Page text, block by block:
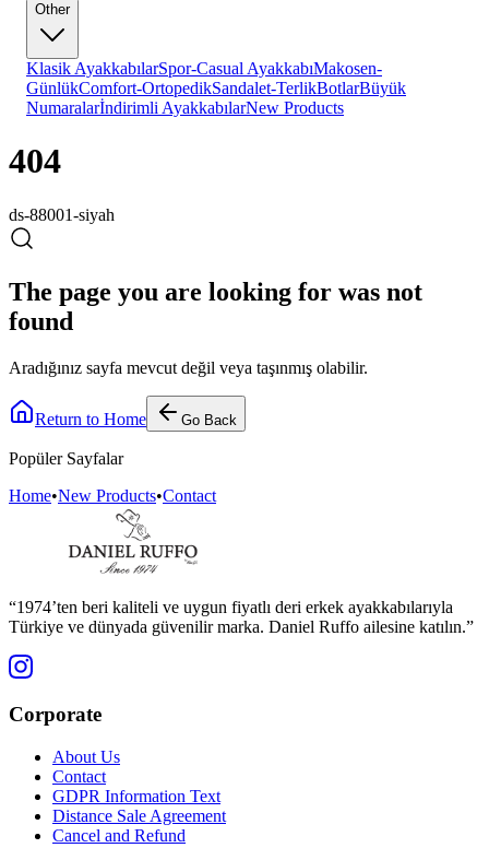
Other
Klasik AyakkabılarSpor-Casual AyakkabıMakosen-
GünlükComfort-OrtopedikSandalet-TerlikBotlarBüyük
Numaralarİndirimli AyakkabılarNew Products
404
ds-88001-siyah
The page you are looking for was not
found
Aradığınız sayfa mevcut değil veya taşınmış olabilir.
Return to Home Go Back
Popüler Sayfalar
Home•New Products•Contact
“1974’ten beri kaliteli ve uygun fiyatlı deri erkek ayakkabılarıyla
Türkiye ve dünyada güvenilir marka. Daniel Ruffo ailesine katılın.”
Corporate
About Us
Contact
GDPR Information Text
Distance Sale Agreement
Cancel and Refund